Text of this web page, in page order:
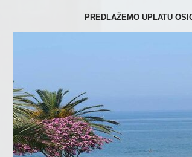
PREDLAŽEMO UPLATU